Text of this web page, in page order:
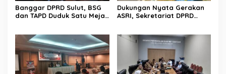
Banggar DPRD Sulut, BSG
dan TAPD Duduk Satu Meja.
Dukungan Nyata Gerakan
ASRI, Sekretariat DPRD